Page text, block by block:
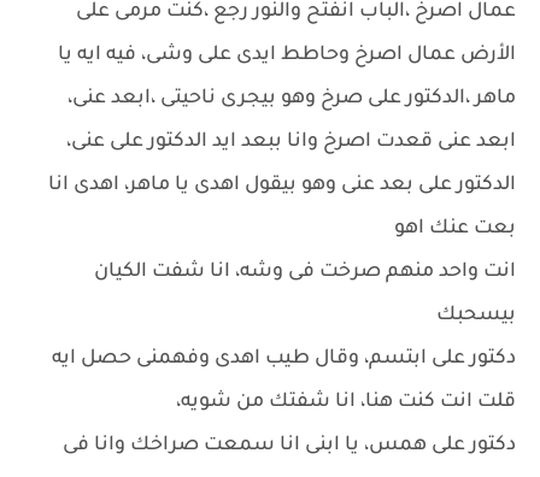
عمال اصرخ ،الباب انفتح والنور رجع ،كنت مرمى على
الأرض عمال اصرخ وحاطط ايدى على وشى، فيه ايه يا
ماهر ،الدكتور على صرخ وهو بيجرى ناحيتى ،ابعد عنى،
ابعد عنى قعدت اصرخ وانا ببعد ايد الدكتور على عنى،
الدكتور على بعد عنى وهو بيقول اهدى يا ماهر، اهدى انا
بعت عنك اهو
انت واحد منهم صرخت فى وشه، انا شفت الكيان
بيسحبك
دكتور على ابتسم، وقال طيب اهدى وفهمنى حصل ايه
قلت انت كنت هنا، انا شفتك من شويه،
دكتور على همس، يا ابنى انا سمعت صراخك وانا فى